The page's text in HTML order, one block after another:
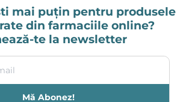
mai puțin pentru produsele
din farmaciile online?
te la newsletter
Mă Abonez!